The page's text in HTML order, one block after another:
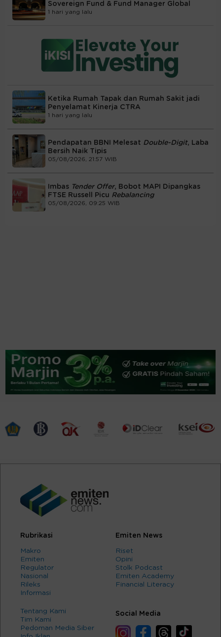
Sovereign Fund & Fund Manager Global
1 hari yang lalu
Ketika Rumah Tapak dan Rumah Sakit jadi
Penyelamat Kinerja CTRA
1 hari yang lalu
Pendapatan BBNI Melesat Double-Digit, Laba
Bersih Naik Tipis
05/08/2026, 21:57 WIB
Imbas Tender Offer, Bobot MAPI Dipangkas
FTSE Russell Picu Rebalancing
05/08/2026, 09:25 WIB
Rubrikasi
Makro
Emiten
Regulator
Nasional
Rileks
Informasi
Emiten News
Riset
Opini
Stolk Podcast
Emiten Academy
Financial Literacy
Tentang Kami
Tim Kami
Pedoman Media Siber
Social Media